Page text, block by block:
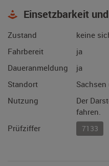
Einsetzbarkeit
Zustand
keine
Fahrbereit
ja
Daueranmeldung
ja
Standort
Nutzung
Der
fahren.
Prüfziffer
7133